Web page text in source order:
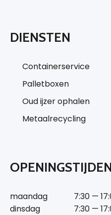
DIENSTEN
Containerservice
Palletboxen
Oud ijzer ophalen
Metaalrecycling
maandag
7:30 —
dinsdag
7:30 —